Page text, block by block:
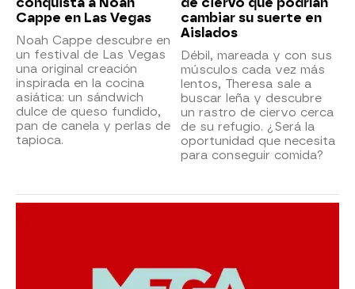
Cappe en Las Vegas
Noah Cappe descubre en
un festival de Las Vegas
una original creación
inspirada en la cocina
asiática: un sándwich
dulce de queso fundido,
pan de canela y perlas de
tapioca.
cambiar su suerte en
Aislados
Débil, mareada y con sus
músculos cada vez más
lentos, Theresa sale a
buscar leña y descubre
un rastro de ciervo cerca
de su refugio. ¿Será la
oportunidad que necesita
para conseguir comida?